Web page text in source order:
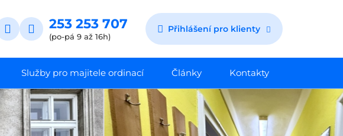
253 253 707
(po-pá 9 až 16h)
Přihlášení pro klienty
Služby pro majitele ordinací Články Kontakty